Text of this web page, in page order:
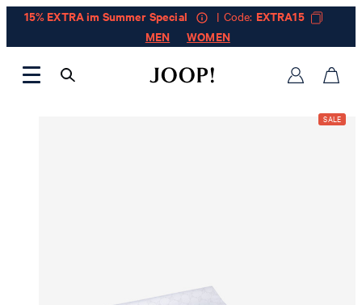
15% EXTRA im Summer Special | Code: EXTRA15
MEN
WOMEN